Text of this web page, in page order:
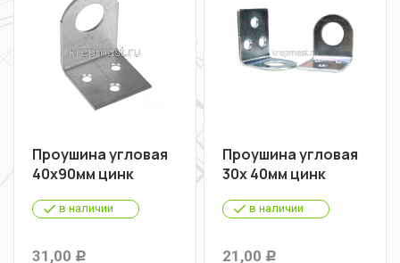
Проушина угловая
40х90мм цинк
в наличии
31,00 Р
Проушина угловая
30х 40мм цинк
в наличии
21,00 Р